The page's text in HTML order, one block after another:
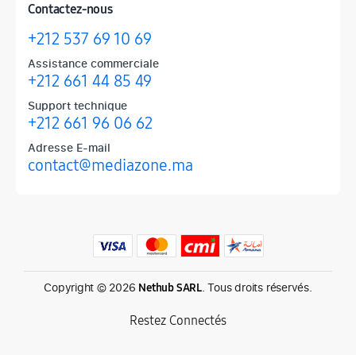
Contactez-nous
+212 537 69 10 69
Assistance commerciale
+212 661 44 85 49
Support technique
+212 661 96 06 62
Adresse E-mail
contact@mediazone.ma
Produits phares chez Mediazone
Retrouvez chez Mediazone les références incontournables :
Copyright © 2026 Nethub SARL. Tous droits réservés.
Restez Connectés